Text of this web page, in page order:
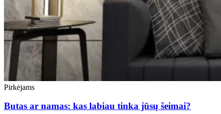
Pirkėjams
Butas ar namas: kas labiau tinka jūsų šeimai?